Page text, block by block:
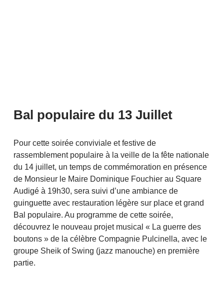
Bal populaire du 13 Juillet
Pour cette soirée conviviale et festive de
rassemblement populaire à la veille de la fête nationale
du 14 juillet, un temps de commémoration en présence
de Monsieur le Maire Dominique Fouchier au Square
Audigé à 19h30, sera suivi d’une ambiance de
guinguette avec restauration légère sur place et grand
Bal populaire. Au programme de cette soirée,
découvrez le nouveau projet musical « La guerre des
boutons » de la célèbre Compagnie Pulcinella, avec le
groupe Sheik of Swing (jazz manouche) en première
partie.